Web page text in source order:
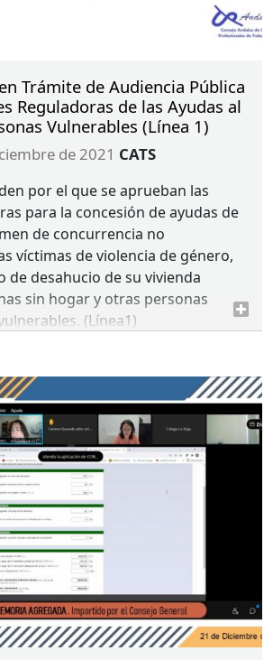
Trámite de Audiencia Pública
Reguladoras de las Ayudas al
Vulnerables (Línea 1)
de 2021 CATS
por el que se aprueban las
para la concesión de ayudas de
de concurrencia no
víctimas de violencia de género,
de desahucio de su vivienda
sin hogar y otras personas
(Línea1)